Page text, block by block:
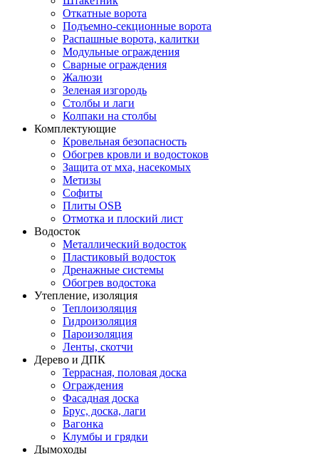
Откатные ворота
Подъемно-секционные ворота
Распашные ворота, калитки
Модульные ограждения
Сварные ограждения
Жалюзи
Зеленая изгородь
Столбы и лаги
Колпаки на столбы
Комплектующие
Кровельная безопасность
Обогрев кровли и водостоков
Защита от мха, насекомых
Метизы
Софиты
Плиты OSB
Отмотка и плоский лист
Водосток
Металлический водосток
Пластиковый водосток
Дренажные системы
Обогрев водостока
Утепление, изоляция
Теплоизоляция
Гидроизоляция
Пароизоляция
Ленты, скотчи
Дерево и ДПК
Террасная, половая доска
Ограждения
Фасадная доска
Брус, доска, лаги
Вагонка
Клумбы и грядки
Дымоходы